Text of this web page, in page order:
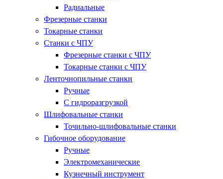
Радиальные
Фрезерные станки
Токарные станки
Станки с ЧПУ
Фрезерные станки с ЧПУ
Токарные станки с ЧПУ
Ленточнопильные станки
Ручные
С гидроразгрузкой
Шлифовальные станки
Точильно-шлифовальные станки
Гибочное оборудование
Ручные
Электромеханические
Кузнечный инструмент